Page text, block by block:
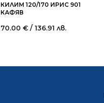
КИЛИМ 120/170 ИРИС 901
КАФЯВ
70.00 € / 136.91 лв.